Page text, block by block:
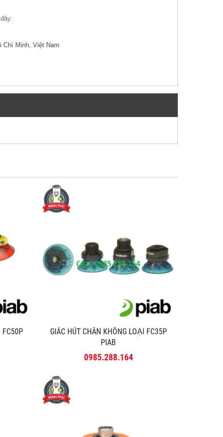
Minh, Việt Nam
FC50P
GIÁC HÚT CHÂN KHÔNG LOẠI FC35P
PIAB
0985.288.164